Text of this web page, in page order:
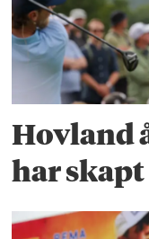
Hovland
har